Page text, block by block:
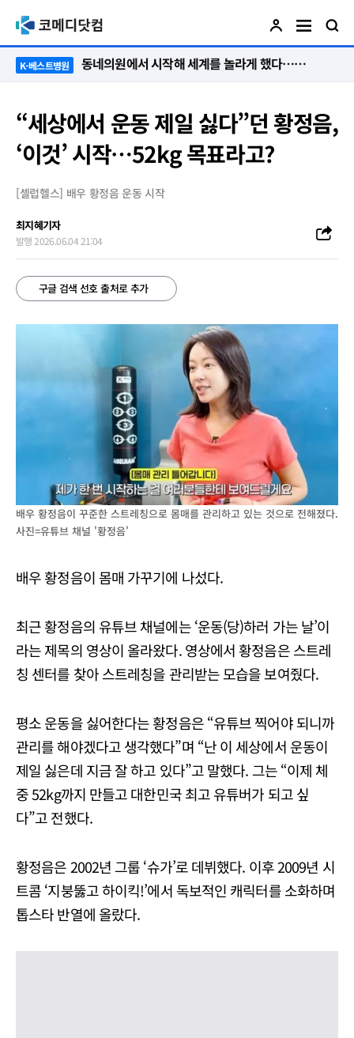
K-베스트병원 “절대 먼저 말하지 않아요. 대신 먼저 듣습니다”
“세상에서 운동 제일 싫다”던 황정음,
‘이것’ 시작…52kg 목표라고?
[셀럽헬스] 배우 황정음 운동 시작
최지혜기자
발행 2026.06.04 21:04
구글 검색 선호 출처로 추가
배우 황정음이 꾸준한 스트레칭으로 몸매를 관리하고 있는 것으로 전해졌다.
사진=유튜브 채널 '황정음'
배우 황정음이 몸매 가꾸기에 나섰다.
최근 황정음의 유튜브 채널에는 ‘운동(당)하러 가는 날’이
라는 제목의 영상이 올라왔다. 영상에서 황정음은 스트레
칭 센터를 찾아 스트레칭을 관리받는 모습을 보여줬다.
평소 운동을 싫어한다는 황정음은 “유튜브 찍어야 되니까
관리를 해야겠다고 생각했다”며 “난 이 세상에서 운동이
제일 싫은데 지금 잘 하고 있다”고 말했다. 그는 “이제 체
중 52kg까지 만들고 대한민국 최고 유튜버가 되고 싶
다”고 전했다.
황정음은 2002년 그룹 ‘슈가’로 데뷔했다. 이후 2009년 시
트콤 ‘지붕뚫고 하이킥!’에서 독보적인 캐릭터를 소화하며
톱스타 반열에 올랐다.